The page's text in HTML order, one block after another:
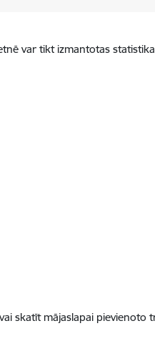
var tikt izmantotas
skatīt mājaslapai pievienoto